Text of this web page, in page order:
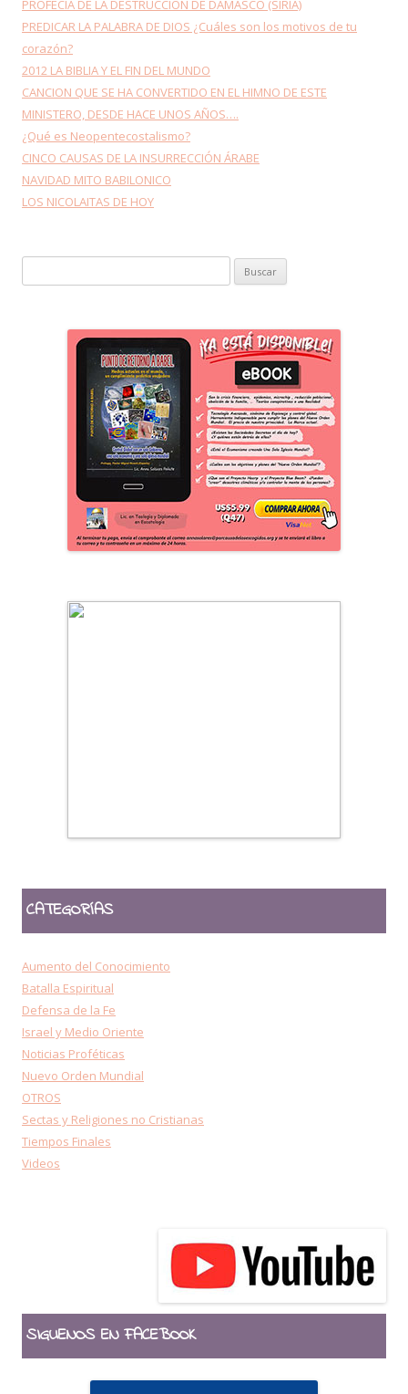
PROFECIA DE LA DESTRUCCION DE DAMASCO (SIRIA)
PREDICAR LA PALABRA DE DIOS ¿Cuáles son los motivos de tu
corazón?
2012 LA BIBLIA Y EL FIN DEL MUNDO
CANCION QUE SE HA CONVERTIDO EN EL HIMNO DE ESTE
MINISTERO, DESDE HACE UNOS AÑOS….
¿Qué es Neopentecostalismo?
CINCO CAUSAS DE LA INSURRECCIÓN ÁRABE
NAVIDAD MITO BABILONICO
LOS NICOLAITAS DE HOY
CATEGORÍAS
Aumento del Conocimiento
Batalla Espiritual
Defensa de la Fe
Israel y Medio Oriente
Noticias Proféticas
Nuevo Orden Mundial
OTROS
Sectas y Religiones no Cristianas
Tiempos Finales
Videos
SIGUENOS EN FACEBOOK